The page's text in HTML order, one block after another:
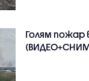
Голям пожар